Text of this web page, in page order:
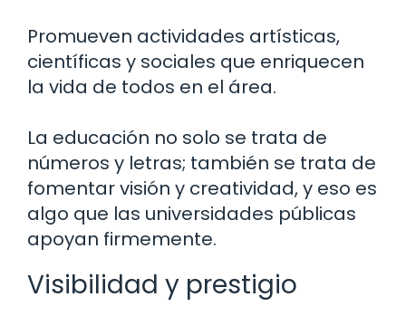
Promueven actividades artísticas,
científicas y sociales que enriquecen
la vida de todos en el área.
La educación no solo se trata de
números y letras; también se trata de
fomentar visión y creatividad, y eso es
algo que las universidades públicas
apoyan firmemente.
Visibilidad y prestigio